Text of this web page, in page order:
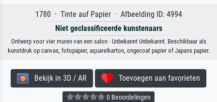
1780 · Tinte auf Papier · Afbeelding ID: 4994
Niet geclassificeerde kunstenaars
Ontwerp voor vier muren van een salon · Unbekannt Unbekannt. Beschikbaar als
kunstdruk op canvas, fotopapier, aquarelkarton, ongecoat papier of Japans papier.
Bekijk in 3D / AR Toevoegen aan favorieten
0 Beoordelingen